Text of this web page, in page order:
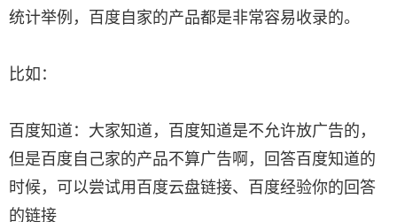
统计举例，百度自家的产品都是非常容易收录的。
比如：
百度知道：大家知道，百度知道是不允许放广告的，
但是百度自己家的产品不算广告啊，回答百度知道的
时候，可以尝试用百度云盘链接、百度经验你的回答
的链接